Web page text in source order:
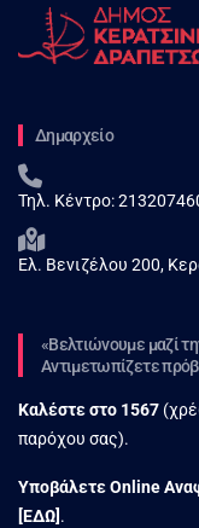
Δημαρχείο
Τηλ. Κέντρο:
Ελ. Βενιζέλου 200,
«Βελτιώνουμε μαζί
Αντιμετωπίζετε
Καλέστε στο 1567
παρόχου σας).
Υποβάλετε Online
[ΕΔΩ] .